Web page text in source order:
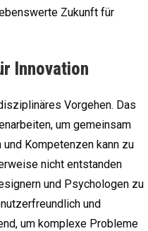
Zukunft für
Innovation
Vorgehen. Das
um gemeinsam
Kompetenzen kann zu
nicht entstanden
und Psychologen zu
und
um komplexe Probleme